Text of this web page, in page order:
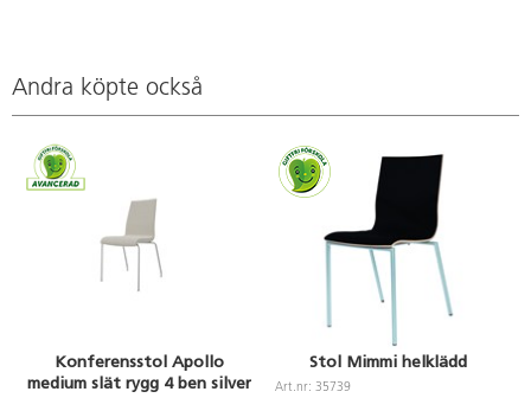
Andra köpte också
Konferensstol Apollo
medium slät rygg 4 ben silver
Stol Mimmi helklädd
Art.nr: 35739